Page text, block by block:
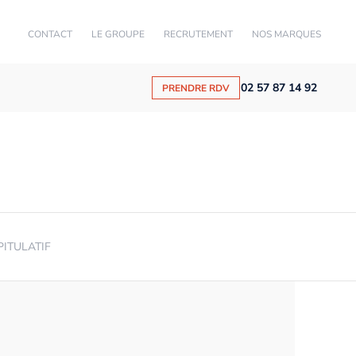
CONTACT LE GROUPE RECRUTEMENT NOS MARQUES
PRENDRE RDV 02 57 87 14 92